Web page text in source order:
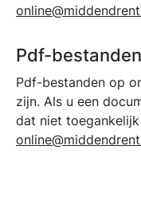
Pdf-bestanden
Pdf-bestanden op
zijn. Als u een
dat niet